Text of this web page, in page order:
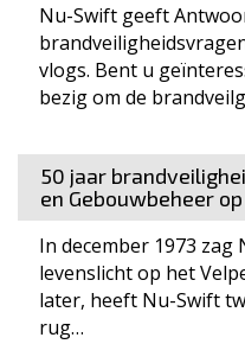
Nu-Swift geeft
vlogs. Bent u
bezig om de
50 jaar
en Gebouwbeheer
In december 1973 zag
levenslicht op het
later, heeft Nu-Swift
rug…